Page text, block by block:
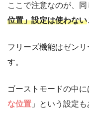
ここで注意なのが、
位置」設定は使わない
フリーズ機能はゼン
す。
ゴーストモードの中
な位置 」という設定も